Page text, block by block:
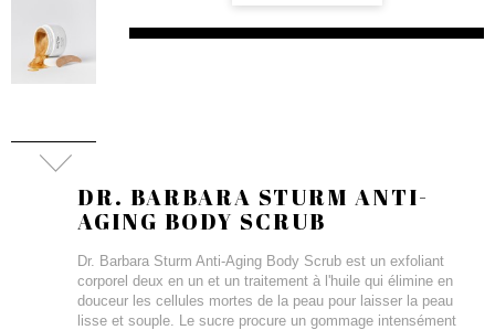
DR. BARBARA STURM ANTI-
AGING BODY SCRUB
Dr. Barbara Sturm Anti-Aging Body Scrub est un exfoliant
corporel deux en un et un traitement à l'huile qui élimine en
douceur les cellules mortes de la peau pour laisser la peau
lisse et souple. Le sucre procure un gommage intensément